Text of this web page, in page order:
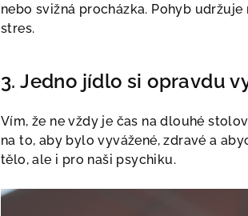
nebo svižná procházka. Pohyb
stres.
3. Jedno jídlo si opravdu
Vím, že ne vždy je čas na dlouhé
na to, aby bylo vyvážené, zdravé a
tělo, ale i pro naši psychiku.